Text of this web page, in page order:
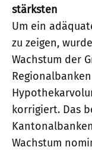
stärksten
Um ein
zu zeigen,
Wachstum der
korrigiert. Das
Wachstum